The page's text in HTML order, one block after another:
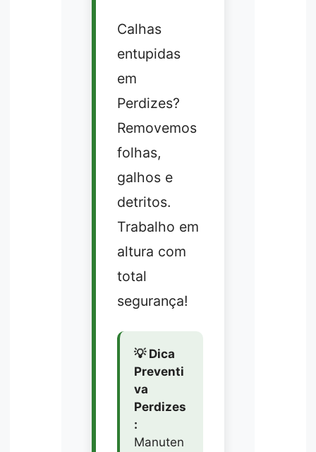
Calhas
entupidas
em
Perdizes?
Removemos
folhas,
galhos e
detritos.
Trabalho em
altura com
total
segurança!
💡 Dica
Preventi
va
Perdizes
:
Manuten